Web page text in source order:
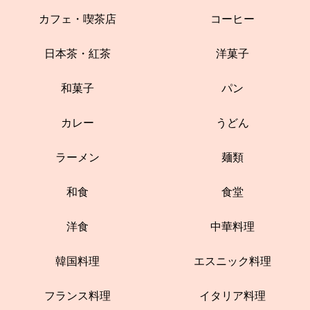
カフェ・喫茶店 コーヒー
日本茶・紅茶 洋菓子
和菓子 パン
カレー うどん
ラーメン 麺類
和食 食堂
洋食 中華料理
韓国料理 エスニック料理
フランス料理 イタリア料理